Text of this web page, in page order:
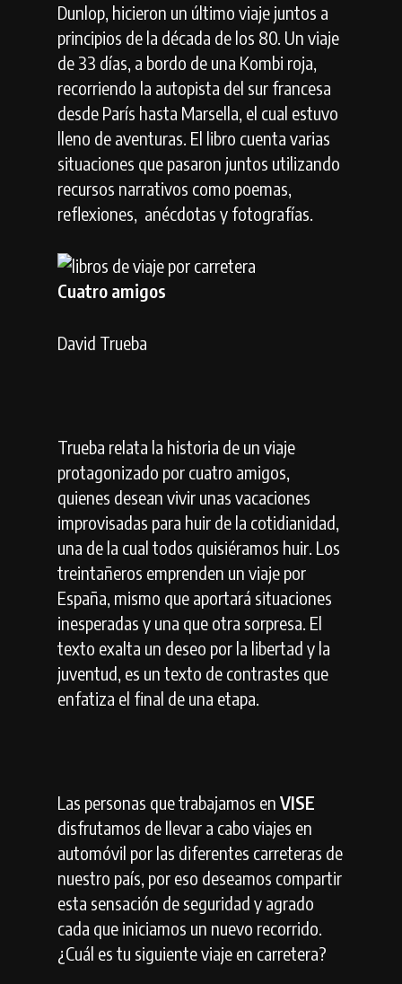
Dunlop, hicieron un último viaje juntos a
principios de la década de los 80. Un viaje
de 33 días, a bordo de una Kombi roja,
recorriendo la autopista del sur francesa
desde París hasta Marsella, el cual estuvo
lleno de aventuras. El libro cuenta varias
situaciones que pasaron juntos utilizando
recursos narrativos como poemas,
reflexiones, anécdotas y fotografías.
Cuatro amigos
David Trueba
Trueba relata la historia de un viaje
protagonizado por cuatro amigos,
quienes desean vivir unas vacaciones
improvisadas para huir de la cotidianidad,
una de la cual todos quisiéramos huir. Los
treintañeros emprenden un viaje por
España, mismo que aportará situaciones
inesperadas y una que otra sorpresa. El
texto exalta un deseo por la libertad y la
juventud, es un texto de contrastes que
enfatiza el final de una etapa.
Las personas que trabajamos en VISE
disfrutamos de llevar a cabo viajes en
automóvil por las diferentes carreteras de
nuestro país, por eso deseamos compartir
esta sensación de seguridad y agrado
cada que iniciamos un nuevo recorrido.
¿Cuál es tu siguiente viaje en carretera?